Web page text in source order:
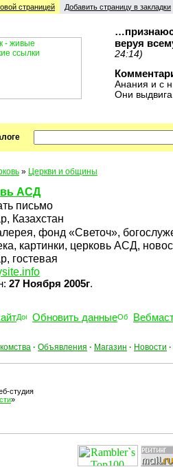
cтраницей Добавить страницу в закладки
веруя
24:14)
Анания и с
Они
» Церкви и общины
АСД
письмо
Казахстан
фонд «Светоч»,
картинки, церковь АСД,
гостевая
27 Ноября 2005г.
Обновить данные
· Объявления · Магазин · Новости ·
студия
»